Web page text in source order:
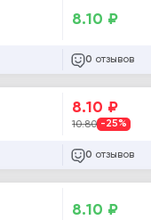
8.10 ₽
0 отзывов
8.10 ₽
10.80 -25%
0 отзывов
8.10 ₽